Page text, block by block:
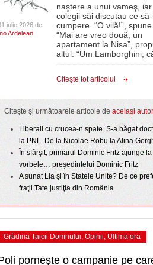
la
Dumbrăvița și-au
regular
- 22
Poli pierde primul
divizionarei din
Sărbătoarea continuă! Zeci de mii de oameni
au celebrat a treia seară la rând Ziua
- acum 1 zi
Iniţiativă inedită pentru Zilele Orașului
talentelor locale- 2 August 2026
View all
proiectelor
europene/
ANAF oferă
beneficieze
2025
CLIPURI
JOCURI
DIVERSE
FARMACII
SFATUL
SFATURI
iulie 2026 de
Ardelean
naştere a unui vameş, iar
colegii săi discutau ce
cumpere. “O vilă!”, spune
“Mai are vreo două, un
apartament la Nisa”,
altul. “Um Lamborghini,
Citeşte tot articolul
Citeşte şi următoarele articole de acelaşi
Liberali cu crucea-n spate. S-a băgat
la PNL. De la Nicolae Robu la Alina
În sfârşit, primarul Dominic Fritz ajunge la
vorbele… preşedintelui Dominic Fritz
A sunat Lia şi în Statele Unite? De ce
fraţii Tate justiţia din România
Grădina Taicii Domnului, Opinii, Ultima ora
pornește o campanie pe